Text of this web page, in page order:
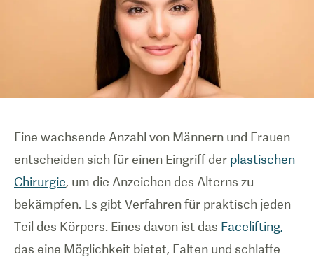
Eine wachsende Anzahl von Männern und Frauen
entscheiden sich für einen Eingriff der plastischen
Chirurgie, um die Anzeichen des Alterns zu
bekämpfen. Es gibt Verfahren für praktisch jeden
Teil des Körpers. Eines davon ist das Facelifting,
das eine Möglichkeit bietet, Falten und schlaffe